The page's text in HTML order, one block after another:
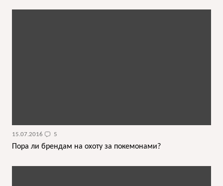
15.07.2016 5
Пора ли брендам на охоту за покемонами?